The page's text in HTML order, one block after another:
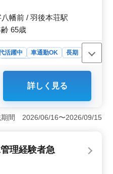
上保有者 ＊車通勤可能 ＊作
以上現役活躍中 ☆建築施工
、お気軽にお問合せください
幡前 / 羽後本荘駅
65歳
活躍中 車通勤OK
長期
富な60代以上の方々のご
な経験と知識を活かし、
を尊重し、活躍の場を提
管理業務経験者歓迎＞
上ある方を歓迎します。
築施工管理技士以上の資格
場が広がります。安定し
アップを目指せます。
詳しく見る
期間 2026/06/16〜2026/09/15
理経験者急